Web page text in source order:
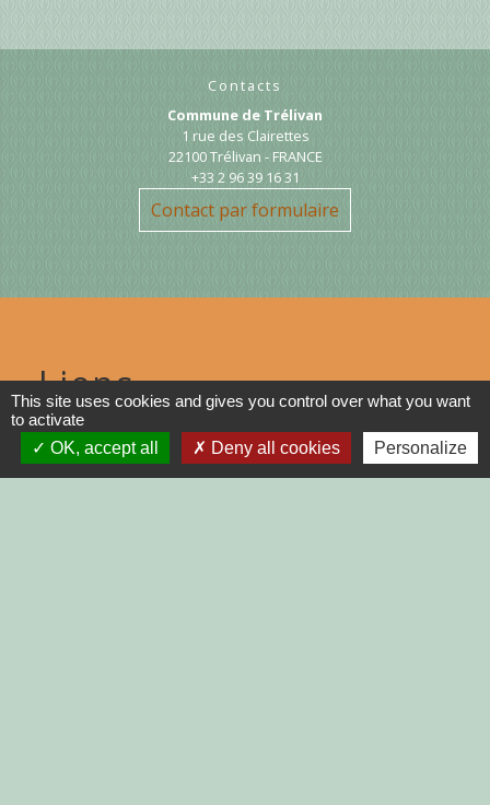
Contacts
Commune de Trélivan
1 rue des Clairettes
22100 Trélivan - FRANCE
+33 2 96 39 16 31
Contact par formulaire
Liens
DINAN AGGLO
CINEMAS DINAN
This site uses cookies and gives you control over what you want
to activate
OK, accept all
Deny all cookies Personalize